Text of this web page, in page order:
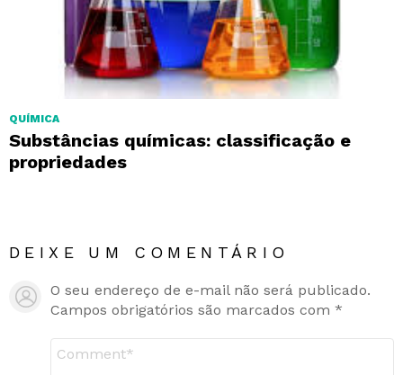
QUÍMICA
Substâncias químicas: classificação e
propriedades
DEIXE UM COMENTÁRIO
O seu endereço de e-mail não será publicado.
Campos obrigatórios são marcados com *